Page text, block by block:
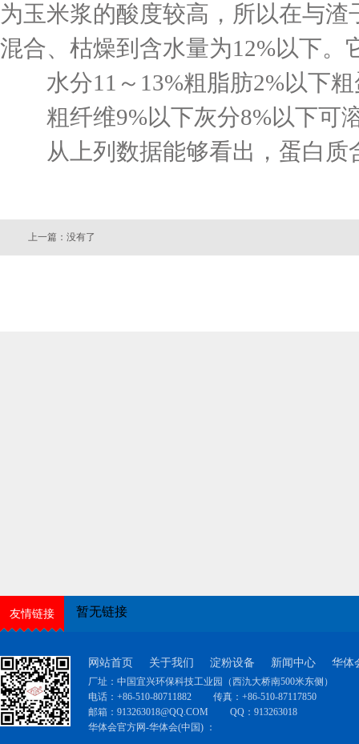
为玉米浆的酸度较高，所以在与
混合、枯燥到含水量为12%以下。
水分11～13%粗脂肪2%以下粗
粗纤维9%以下灰分8%以下可
从上列数据能够看出，蛋白质
上一篇：没有了
友情链接 暂无链接
网站首页 关于我们 淀粉设备 新闻中心 华体
厂址：中国宜兴环保科技工业园（西氿大桥南500米东侧）
电话：+86-510-80711882
传真：+86-510-87117850
邮箱： 913263018@QQ.COM QQ： 913263018
华体会官方网-华体会(中国) ：